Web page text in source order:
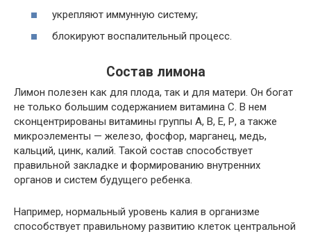
укрепляют иммунную систему;
блокируют воспалительный процесс.
Состав лимона
Лимон полезен как для плода, так и для матери. Он богат
не только большим содержанием витамина С. В нем
сконцентрированы витамины группы А, В, Е, Р, а также
микроэлементы — железо, фосфор, марганец, медь,
кальций, цинк, калий. Такой состав способствует
правильной закладке и формированию внутренних
органов и систем будущего ребенка.
Например, нормальный уровень калия в организме
способствует правильному развитию клеток центральной